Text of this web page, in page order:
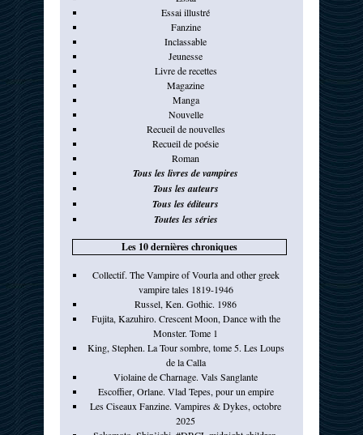
Essai illustré
Fanzine
Inclassable
Jeunesse
Livre de recettes
Magazine
Manga
Nouvelle
Recueil de nouvelles
Recueil de poésie
Roman
Tous les livres de vampires
Tous les auteurs
Tous les éditeurs
Toutes les séries
Les 10 dernières chroniques
Collectif. The Vampire of Vourla and other greek
vampire tales 1819-1946
Russel, Ken. Gothic. 1986
Fujita, Kazuhiro. Crescent Moon, Dance with the
Monster. Tome 1
King, Stephen. La Tour sombre, tome 5. Les Loups
de la Calla
Violaine de Charnage. Vals Sanglante
Escoffier, Orlane. Vlad Tepes, pour un empire
Les Ciseaux Fanzine. Vampires & Dykes, octobre
2025